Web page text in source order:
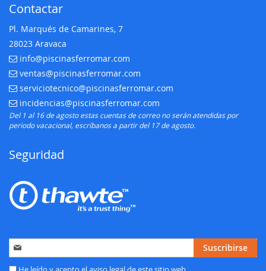
Contactar
Pl. Marqués de Camarines, 7
28023 Aravaca
E-mail:
info@piscinasferromar.com
E-mail:
ventas@piscinasferromar.com
E-mail:
serviciotecnico@piscinasferromar.com
E-mail:
incidencias@piscinasferromar.com
Del 1 al 16 de agosto estas cuentas de correo no serán atendidas por
periodo vacacional, escríbanos a partir del 17 de agosto.
Seguridad
Inscríbase
a
nuestro
Suscribirse